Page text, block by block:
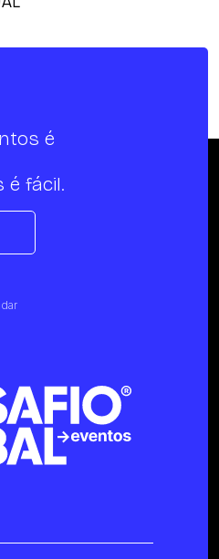
é
é fácil.